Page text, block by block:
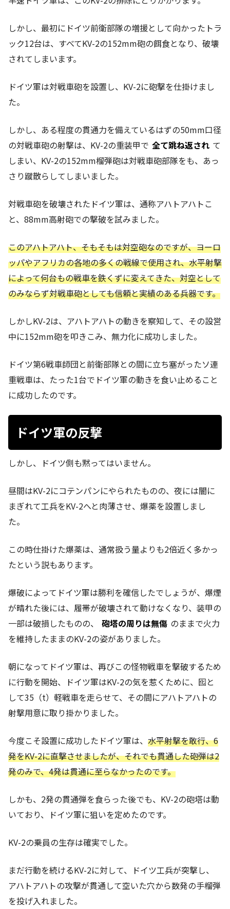
しかし、最初にドイツ前衛部隊の増援として向かったトラ
ック12台は、すべてKV-2の152mm砲の餌食となり、破壊
されてしまいます。
ドイツ軍は対戦車砲を設置し、KV-2に砲撃を仕掛けまし
た。
しかし、ある程度の貫通力を備えているはずの50mm口径
の対戦車砲の射撃は、KV-2の重装甲で 全て跳ね返され て
しまい、KV-2の152mm榴弾砲は対戦車砲部隊をも、あっ
さり蹴散らしてしまいました。
対戦車砲を破壊されたドイツ軍は、通称アハトアハトこ
と、88mm高射砲での撃破を試みました。
このアハトアハト、そもそもは対空砲なのですが、ヨーロ
ッパやアフリカの各地の多くの戦線で使用され、水平射撃
によって何台もの戦車を鉄くずに変えてきた、対空として
のみならず対戦車砲としても信頼と実績のある兵器です。
しかしKV-2は、アハトアハトの動きを察知して、その設営
中に152mm砲を叩きこみ、無力化に成功しました。
ドイツ第6戦車師団と前衛部隊との間に立ち塞がったソ連
重戦車は、たった1台でドイツ軍の動きを食い止めること
に成功したのです。
ドイツ軍の反撃
しかし、ドイツ側も黙ってはいません。
昼間はKV-2にコテンパンにやられたものの、夜には闇に
まぎれて工兵をKV-2へと肉薄させ、爆薬を設置しまし
た。
この時仕掛けた爆薬は、通常扱う量よりも2倍近く多かっ
たという説もあります。
爆破によってドイツ軍は勝利を確信したでしょうが、爆煙
が晴れた後には、履帯が破壊されて動けなくなり、装甲の
一部は破損したものの、
砲塔の周りは無傷 のままで火力
を維持したままのKV-2の姿がありました。
朝になってドイツ軍は、再びこの怪物戦車を撃破するため
に行動を開始、ドイツ軍はKV-2の気を惹くために、囮と
して35（t）軽戦車を走らせて、その間にアハトアハトの
射撃用意に取り掛かりました。
今度こそ設置に成功したドイツ軍は、 水平射撃を敢行、6
発をKV-2に直撃させましたが、それでも貫通した砲弾は2
発のみで、4発は貫通に至らなかったのです。
しかも、2発の貫通弾を食らった後でも、KV-2の砲塔は動
いており、ドイツ軍に狙いを定めたのです。
KV-2の乗員の生存は確実でした。
まだ行動を続けるKV-2に対して、ドイツ工兵が突撃し、
アハトアハトの攻撃が貫通して空いた穴から数発の手榴弾
を投げ入れました。